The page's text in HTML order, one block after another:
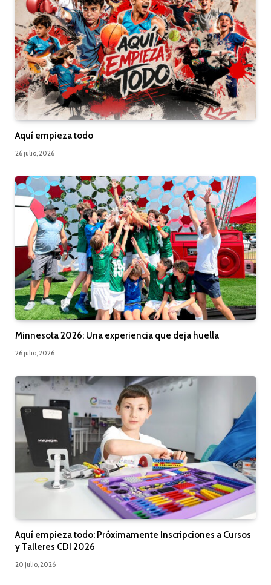
Aquí empieza todo
26 julio, 2026
Minnesota 2026: Una experiencia que deja huella
26 julio, 2026
Aquí empieza todo: Próximamente Inscripciones a Cursos
y Talleres CDI 2026
20 julio, 2026